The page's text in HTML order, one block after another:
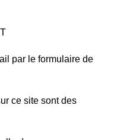
par le formulaire de
ce site sont des